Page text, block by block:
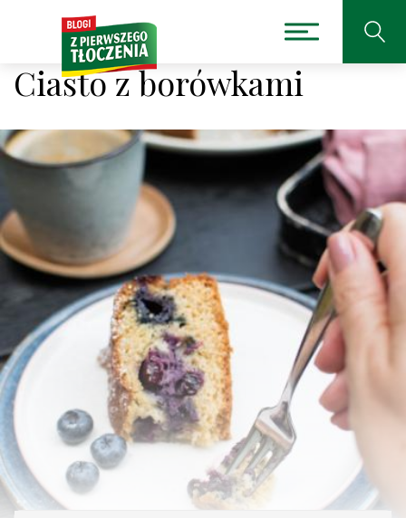
Ciasto z borówkami